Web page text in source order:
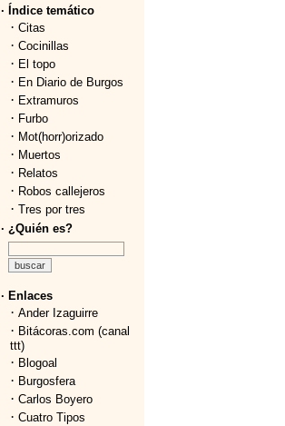
· Índice temático
· Citas
· Cocinillas
· El topo
· En Diario de Burgos
· Extramuros
· Furbo
· Mot(horr)orizado
· Muertos
· Relatos
· Robos callejeros
· Tres por tres
· ¿Quién es?
· Enlaces
· Ander Izaguirre
· Bitácoras.com (canal
ttt)
· Blogoal
· Burgosfera
· Carlos Boyero
· Cuatro Tipos